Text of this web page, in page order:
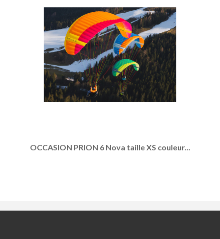
OCCASION PRION 6 Nova taille XS couleur...